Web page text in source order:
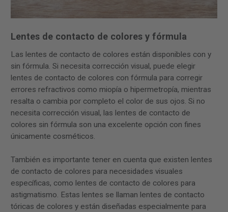
Lentes de contacto de colores y fórmula
Las lentes de contacto de colores están disponibles con y
sin fórmula. Si necesita corrección visual, puede elegir
lentes de contacto de colores con fórmula para corregir
errores refractivos como miopía o hipermetropía, mientras
resalta o cambia por completo el color de sus ojos. Si no
necesita corrección visual, las lentes de contacto de
colores sin fórmula son una excelente opción con fines
únicamente cosméticos.
También es importante tener en cuenta que existen lentes
de contacto de colores para necesidades visuales
específicas, como lentes de contacto de colores para
astigmatismo. Estas lentes se llaman lentes de contacto
tóricas de colores y están diseñadas especialmente para